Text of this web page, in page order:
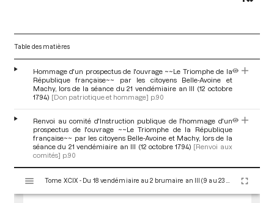
Table des matières
Hommage d'un prospectus de l'ouvrage ~~Le Triomphe de la
République française~~ par les citoyens Belle-Avoine et
Machy, lors de la séance du 21 vendémiaire an III (12 octobre
1794) [Don patriotique et hommage] p.90
Renvoi au comité d'Instruction publique de l'hommage d'un
prospectus de l'ouvrage ~~Le Triomphe de la République
française~~ par les citoyens Belle-Avoine et Machy, lors de la
séance du 21 vendémiaire an III (12 octobre 1794) [Renvoi aux
comités] p.90
s